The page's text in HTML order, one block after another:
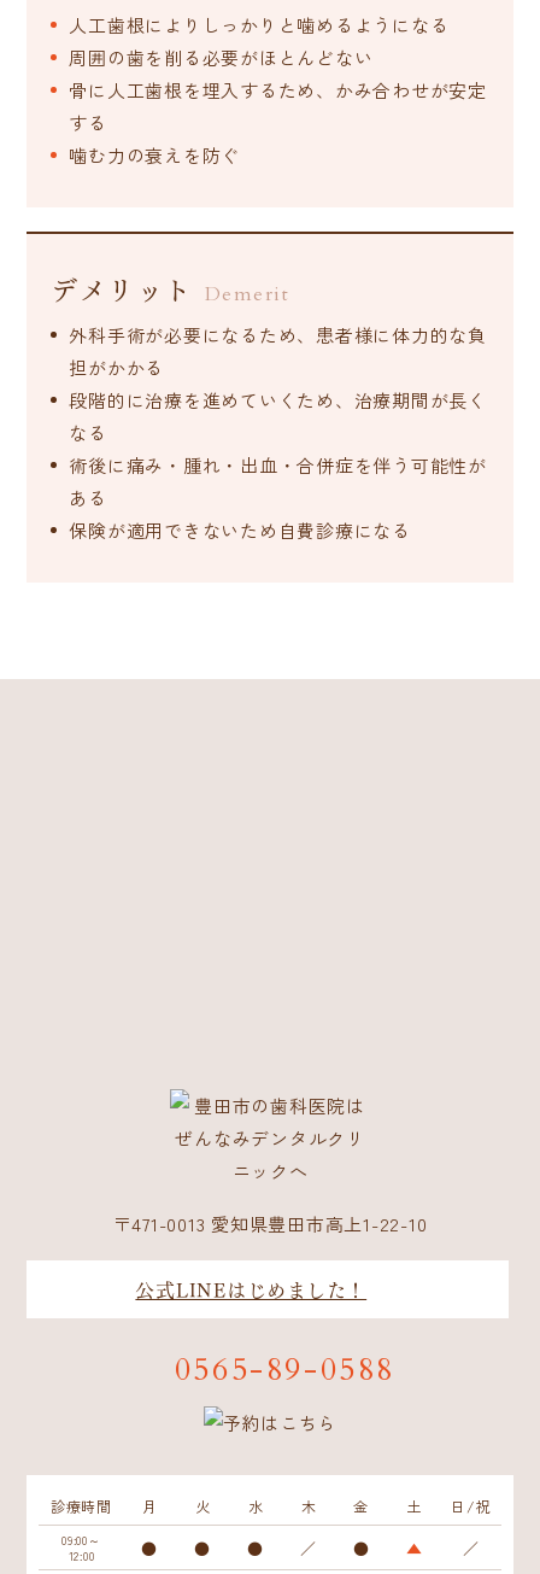
人工歯根によりしっかりと噛めるようになる
周囲の歯を削る必要がほとんどない
骨に人工歯根を埋入するため、かみ合わせが安定
する
噛む力の衰えを防ぐ
デメリット Demerit
外科手術が必要になるため、患者様に体力的な負
担がかかる
段階的に治療を進めていくため、治療期間が長く
なる
術後に痛み・腫れ・出血・合併症を伴う可能性が
ある
保険が適用できないため自費診療になる
〒471-0013 愛知県豊田市高上1-22-10
公式LINEはじめました！
0565-89-0588
診療時間 月 火 水 木 金 土 日/祝
09:00～
12:00
● ● ● ／ ● ▲ ／